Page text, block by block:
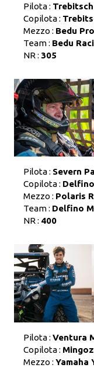
Pilota :
Copilota :
Mezzo : Bedu
Team : Bedu
NR : 305
Pilota : Severn
Copilota :
Mezzo : Polaris
Team : Delfino
NR : 400
Pilota : Ventura
Copilota :
Mezzo : Yamaha